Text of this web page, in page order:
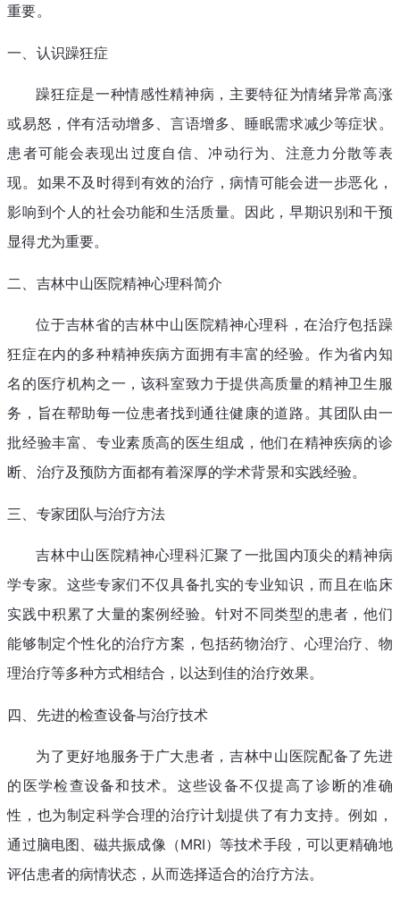
重要。
一、认识躁狂症
躁狂症是一种情感性精神病，主要特征为情绪异常高涨
或易怒，伴有活动增多、言语增多、睡眠需求减少等症状。
患者可能会表现出过度自信、冲动行为、注意力分散等表
现。如果不及时得到有效的治疗，病情可能会进一步恶化，
影响到个人的社会功能和生活质量。因此，早期识别和干预
显得尤为重要。
二、吉林中山医院精神心理科简介
位于吉林省的吉林中山医院精神心理科，在治疗包括躁
狂症在内的多种精神疾病方面拥有丰富的经验。作为省内知
名的医疗机构之一，该科室致力于提供高质量的精神卫生服
务，旨在帮助每一位患者找到通往健康的道路。其团队由一
批经验丰富、专业素质高的医生组成，他们在精神疾病的诊
断、治疗及预防方面都有着深厚的学术背景和实践经验。
三、专家团队与治疗方法
吉林中山医院精神心理科汇聚了一批国内顶尖的精神病
学专家。这些专家们不仅具备扎实的专业知识，而且在临床
实践中积累了大量的案例经验。针对不同类型的患者，他们
能够制定个性化的治疗方案，包括药物治疗、心理治疗、物
理治疗等多种方式相结合，以达到佳的治疗效果。
四、先进的检查设备与治疗技术
为了更好地服务于广大患者，吉林中山医院配备了先进
的医学检查设备和技术。这些设备不仅提高了诊断的准确
性，也为制定科学合理的治疗计划提供了有力支持。例如，
通过脑电图、磁共振成像（MRI）等技术手段，可以更精确地
评估患者的病情状态，从而选择适合的治疗方法。